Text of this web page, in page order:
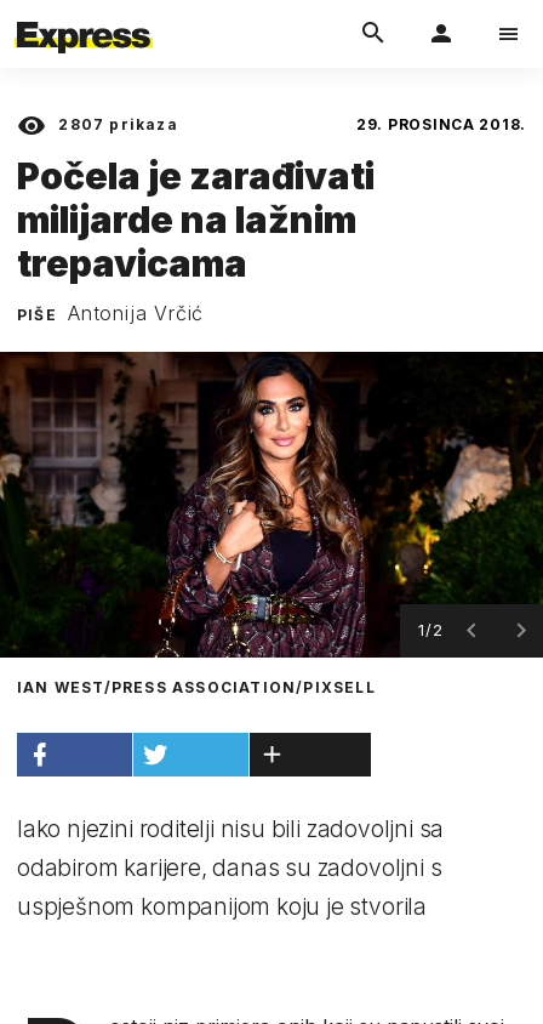
2807 prikaza 29. PROSINCA 2018.
Počela je zarađivati
milijarde na lažnim
trepavicama
PIŠE Antonija Vrčić
1/2
IAN WEST/PRESS ASSOCIATION/PIXSELL
Iako njezini roditelji nisu bili zadovoljni sa
odabirom karijere, danas su zadovoljni s
uspješnom kompanijom koju je stvorila